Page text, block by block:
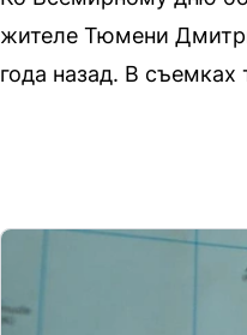
жителе Тюмени
года назад. В